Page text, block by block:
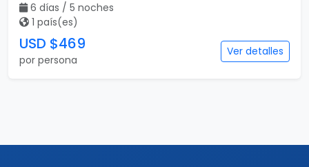
6 días / 5 noches
1 país(es)
USD $469
por persona
Ver detalles